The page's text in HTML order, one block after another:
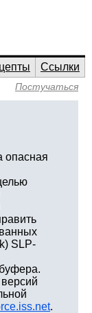
Ссылки
Постучаться
опасная
SLP-
.